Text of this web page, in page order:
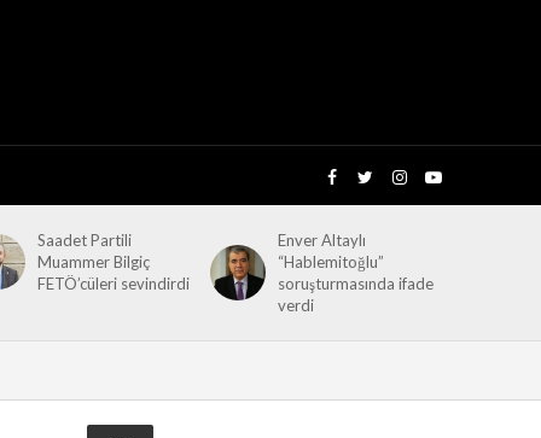
Saadet Partili
Muammer Bilgiç
FETÖ’cüleri sevindirdi
Enver Altaylı
“Hablemitoğlu”
soruşturmasında ifade
verdi